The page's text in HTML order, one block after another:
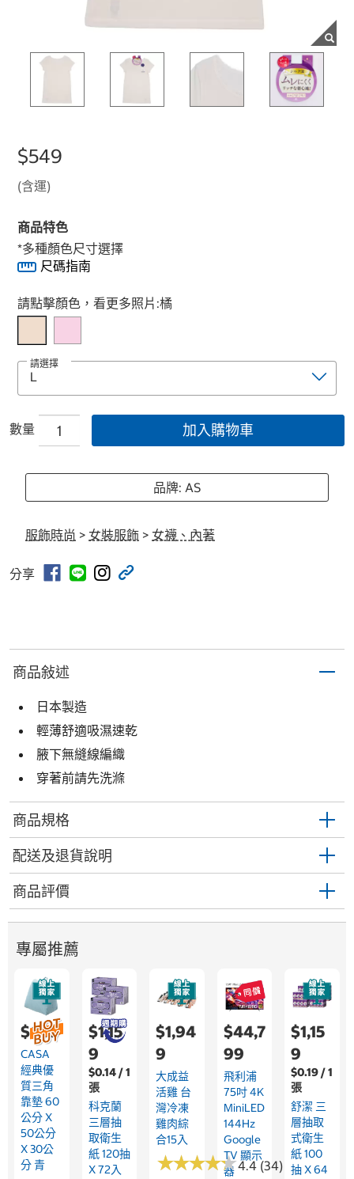
$549
(含運)
商品特色
*多種顏色尺寸選擇
尺碼指南
Select product
請點擊顏色，看更多照片:橘
請選擇
數量 加入購物車
品牌: AS
服飾時尚 > 女裝服飾 > 女襪、內著
分享
商品敍述
日本製造
輕薄舒適吸濕速乾
腋下無縫線編織
穿著前請先洗滌
商品規格
配送及退貨說明
商品評價
專屬推薦
$639
CASA
經典優
質三角
靠墊 60
公分 X
50公分
X 30公
分 青
$1,15
9
$0.14 / 1
張
科克蘭
三層抽
取衛生
紙 120抽
X 72入
$1,94
9
大成益
活雞 台
灣冷凍
雞肉綜
合15入
★★★★★
★★★★★4.4 (34)
$44,7
99
飛利浦
75吋 4K
MiniLED
144Hz
Google
TV 顯示
器
$1,15
9
$0.19 / 1
張
舒潔 三
層抽取
式衛生
紙 100
抽 X 64